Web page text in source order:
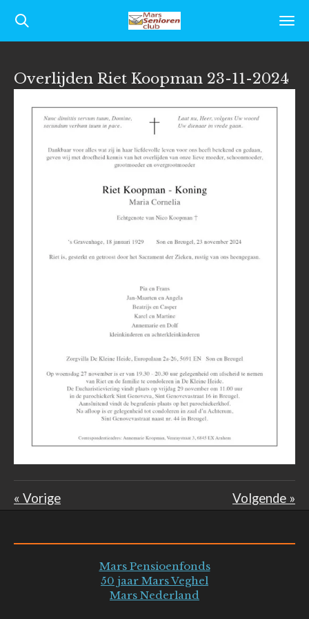
Ga
direct
de
hoofdinhoud
Overlijden Riet Koopman 23-11-2024
« Vorige Volgende »
Mars Pensioenfonds
50 jaar Mars Veghel
Mars Nederland